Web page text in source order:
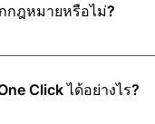
กฎหมายหรือไม่?
ส่วนใหญ่ อย่างไรก็ตาม เ
Click ได้อย่างไร?